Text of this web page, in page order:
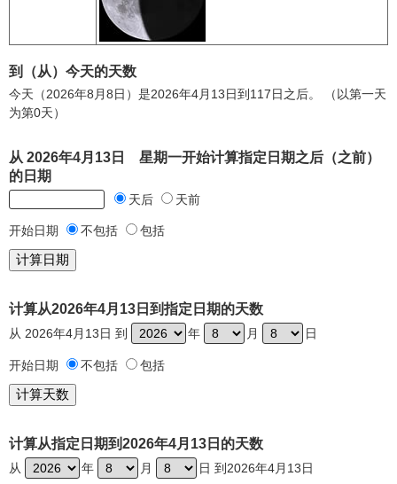
到（从）今天的天数
今天（2026年8月8日）是2026年4月13日到117日之后。 （以第一天
为第0天）
从 2026年4月13日 星期一开始计算指定日期之后（之前）
的日期
天后 天前
开始日期 不包括 包括
计算从2026年4月13日到指定日期的天数
从 2026年4月13日 到 年 月 日
开始日期 不包括 包括
计算从指定日期到2026年4月13日的天数
从 年 月 日 到2026年4月13日